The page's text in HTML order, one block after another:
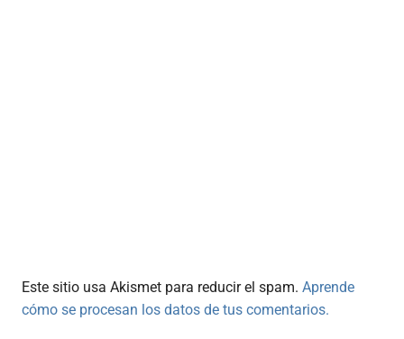
Este sitio usa Akismet para reducir el spam. Aprende
cómo se procesan los datos de tus comentarios.